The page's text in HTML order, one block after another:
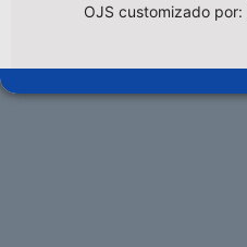
OJS customizado por: